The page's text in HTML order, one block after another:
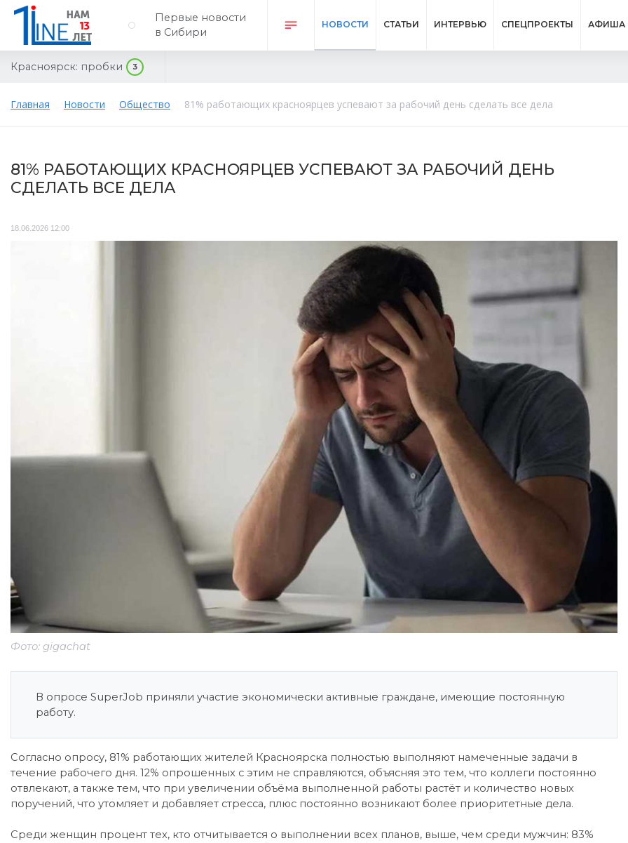
Первые новости
в Сибири
НОВОСТИ СТАТЬИ ИНТЕРВЬЮ СПЕЦПРОЕКТЫ АФИША
Красноярск: пробки 3
Главная Новости Общество 81% работающих красноярцев успевают за рабочий день сделать все дела
81% РАБОТАЮЩИХ КРАСНОЯРЦЕВ УСПЕВАЮТ ЗА РАБОЧИЙ ДЕНЬ
СДЕЛАТЬ ВСЕ ДЕЛА
18.06.2026 12:00
Фото: gigachat
В опросе SuperJob приняли участие экономически активные граждане, имеющие постоянную
работу.
Согласно опросу, 81% работающих жителей Красноярска полностью выполняют намеченные задачи в
течение рабочего дня. 12% опрошенных с этим не справляются, объясняя это тем, что коллеги постоянно
отвлекают, а также тем, что при увеличении объёма выполненной работы растёт и количество новых
поручений, что утомляет и добавляет стресса, плюс постоянно возникают более приоритетные дела.
Среди женщин процент тех, кто отчитывается о выполнении всех планов, выше, чем среди мужчин: 83%